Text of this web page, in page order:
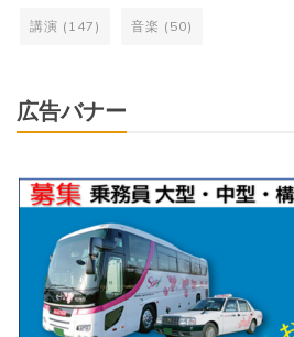
講演 (147) 音楽 (50)
広告バナー